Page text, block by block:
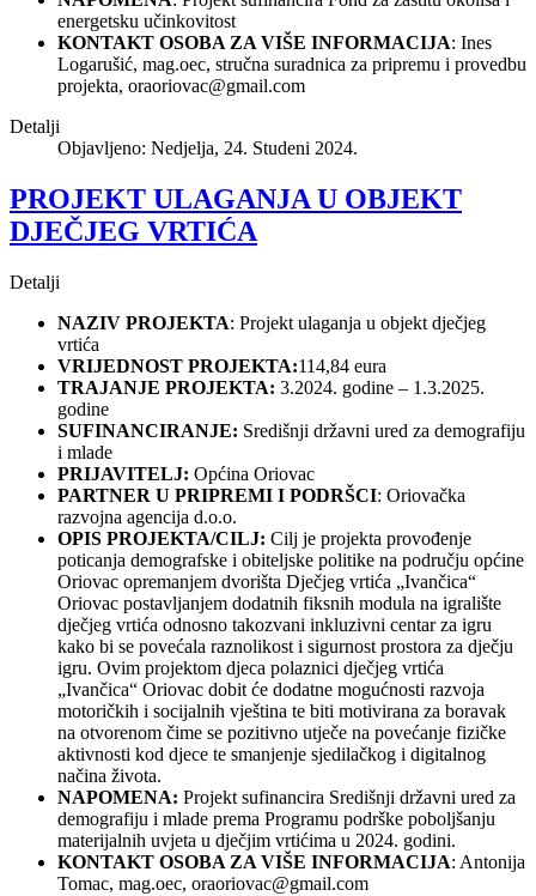
energetsku učinkovitost
KONTAKT OSOBA ZA VIŠE INFORMACIJA: Ines
Logarušić, mag.oec, stručna suradnica za pripremu i provedbu
projekta, oraoriovac@gmail.com
Detalji
Objavljeno: Nedjelja, 24. Studeni 2024.
PROJEKT ULAGANJA U OBJEKT
DJEČJEG VRTIĆA
Detalji
NAZIV PROJEKTA: Projekt ulaganja u objekt dječjeg
vrtića
VRIJEDNOST PROJEKTA:114,84 eura
TRAJANJE PROJEKTA: 3.2024. godine – 1.3.2025.
godine
SUFINANCIRANJE: Središnji državni ured za demografiju
i mlade
PRIJAVITELJ: Općina Oriovac
PARTNER U PRIPREMI I PODRŠCI: Oriovačka
razvojna agencija d.o.o.
OPIS PROJEKTA/CILJ: Cilj je projekta provođenje
poticanja demografske i obiteljske politike na području općine
Oriovac opremanjem dvorišta Dječjeg vrtića „Ivančica“
Oriovac postavljanjem dodatnih fiksnih modula na igralište
dječjeg vrtića odnosno takozvani inkluzivni centar za igru
kako bi se povećala raznolikost i sigurnost prostora za dječju
igru. Ovim projektom djeca polaznici dječjeg vrtića
„Ivančica“ Oriovac dobit će dodatne mogućnosti razvoja
motoričkih i socijalnih vještina te biti motivirana za boravak
na otvorenom čime se pozitivno utječe na povećanje fizičke
aktivnosti kod djece te smanjenje sjedilačkog i digitalnog
načina života.
NAPOMENA: Projekt sufinancira Središnji državni ured za
demografiju i mlade prema Programu podrške poboljšanju
materijalnih uvjeta u dječjim vrtićima u 2024. godini.
KONTAKT OSOBA ZA VIŠE INFORMACIJA: Antonija
Tomac, mag.oec, oraoriovac@gmail.com